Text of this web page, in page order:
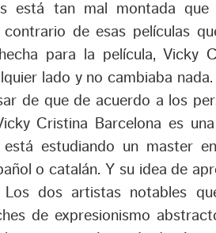
está tan mal montada
de esas películas
para la película, Vicky
lado y no cambiaba
de que de acuerdo a los
Cristina Barcelona es
está estudiando un master
o catalán. Y su idea de
Los dos artistas notables
de expresionismo